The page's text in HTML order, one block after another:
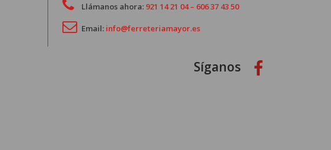
Llámanos ahora: 921 14 21 04 – 606 37 43 50
Email: info@ferreteriamayor.es
Síganos